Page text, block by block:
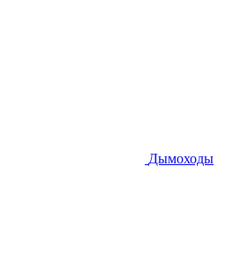
Дымоходы